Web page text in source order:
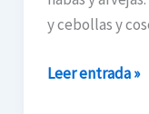
y cebollas y
Leer entrada »